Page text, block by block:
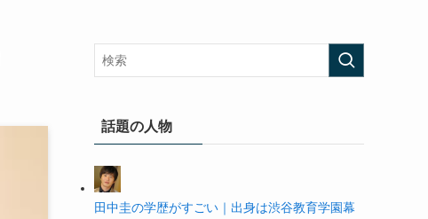
話題の人物
田中圭の学歴がすごい｜出身は渋谷教育学園幕